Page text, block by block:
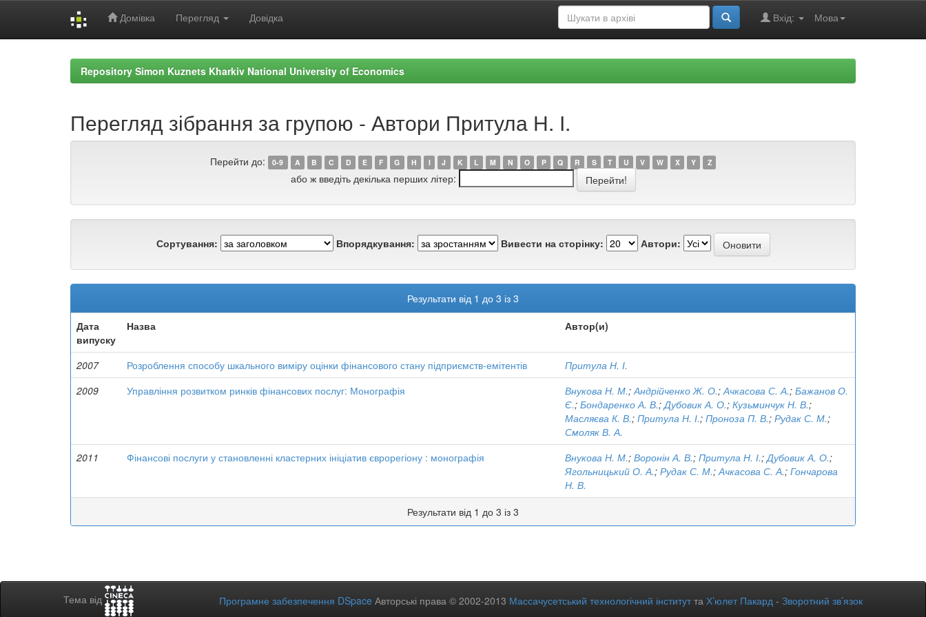
Домівка Перегляд Довідка Мова
Вхід:
Repository Simon Kuznets Kharkiv National University of Economics
Перегляд зібрання за групою - Автори Притула Н. І.
Перейти до: 0-9 A B C D E F G H I J K L M N O P Q R S T U V W X Y Z
або ж введіть декілька перших літер:
Сортування: Впорядкування: Вивести на сторінку: Автори:
Результати від 1 до 3 із 3
Дата
випуску
Назва Автор(и)
2007 Розроблення способу шкального виміру оцінки фінансового стану підприємств-емітентів
Притула Н. І.
2009
Управління розвитком ринків фінансових послуг: Монографія Внукова Н. М.;Андрійченко Ж. О.;Ачкасова С. А.; Бажанов О.
Є.; Бондаренко А. В.;Дубовик А. О.; Кузьминчук Н. В.;
Масляєва К. В.; Притула Н. І.; Проноза П. В.; Рудак С. М.;
Смоляк В. А.
2011
Фінансові послуги у становленні кластерних ініціатив єврорегіону : монографія Внукова Н. М.; Воронін А. В.; Притула Н. І.;Дубовик А. О.;
Ягольницький О. А.; Рудак С. М.;Ачкасова С. А.; Гончарова
Н. В.
Результати від 1 до 3 із 3
Тема від Програмне забезпечення DSpace Авторські права © 2002-2013 Массачусетський технологічний інститутта Х’юлет Пакард - Зворотний зв’язок